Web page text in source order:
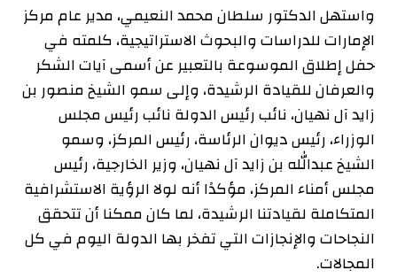
واستهل الدكتور سلطان محمد النعيمي، مدير عام مركز
الإمارات للدراسات والبحوث الاستراتيجية، كلمته في
حفل إطلاق الموسوعة بالتعبير عن أسمى آيات الشكر
والعرفان للقيادة الرشيدة، وإلى سمو الشيخ منصور بن
زايد آل نهيان، نائب رئيس الدولة نائب رئيس مجلس
الوزراء، رئيس ديوان الرئاسة، رئيس المركز، وسمو
الشيخ عبدالله بن زايد آل نهيان، وزير الخارجية، رئيس
مجلس أمناء المركز، مؤكدًا أنه لولا الرؤية الاستشرافية
المتكاملة لقيادتنا الرشيدة، لما كان ممكنا أن تتحقق
النجاحات والإنجازات التي تفخر بها الدولة اليوم في كل
المجالات.